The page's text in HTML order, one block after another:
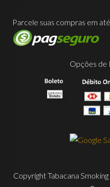
Parcele suas compras em
Opções de
Copyright Tabacana